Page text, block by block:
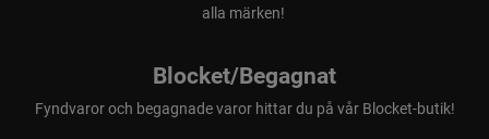
alla märken!
Blocket/Begagnat
Fyndvaror och begagnade varor hittar du på vår Blocket-butik!